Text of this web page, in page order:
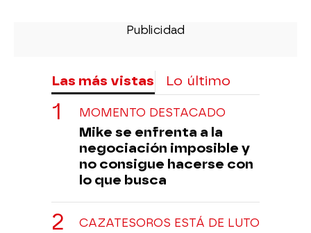
Las más vistas Lo último
MOMENTO DESTACADO
Mike se enfrenta a la
negociación imposible y
no consigue hacerse con
lo que busca
CAZATESOROS ESTÁ DE LUTO